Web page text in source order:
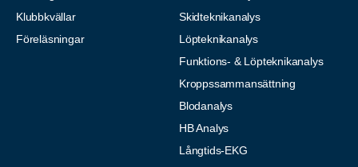
Klubbkvällar
Föreläsningar
Skidteknikanalys
Löpteknikanalys
Funktions- & Löpteknikanalys
Kroppssammansättning
Blodanalys
HB Analys
Långtids-EKG